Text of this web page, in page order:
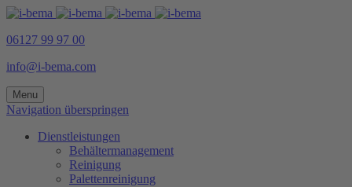
06127 99 97 00
info@i-bema.com
Menu
Navigation überspringen
Dienstleistungen
Behältermanagement
Reinigung
Palettenreinigung